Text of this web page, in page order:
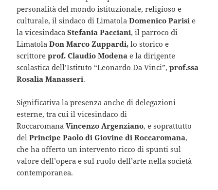
personalità del mondo istituzionale, religioso e
culturale, il sindaco di LimatolaDomenico Parisi e
la vicesindacaStefania Pacciani, il parroco di
LimatolaDon Marco Zuppardi,lo storico e
scrittoreprof. Claudio Modena e la dirigente
scolastica dell’Istituto “Leonardo Da Vinci”,prof.ssa
Rosalia Manasseri.
Significativa la presenza anche di delegazioni
esterne, tra cui il vicesindaco di
RoccaromanaVincenzo Argenziano, e soprattutto
delPrincipe Paolo di Giovine di Roccaromana,
che ha offerto un intervento ricco di spunti sul
valore dell’opera e sul ruolo dell’arte nella società
contemporanea.